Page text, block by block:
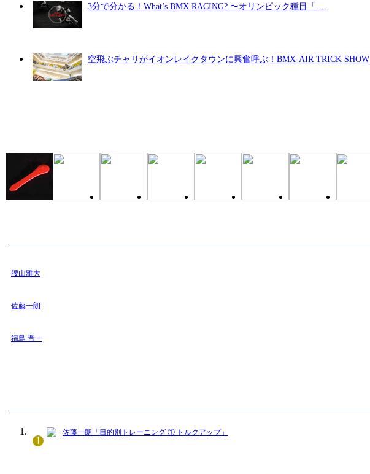
3分で分かる！What’s BMX RACING? 〜オリンピック種目「…
空飛ぶチャリがイオンレイクタウンに興奮呼ぶ！BMX-AIR TRICK SHOW
腰山雅大
佐藤一朗
福島 晋一
1
佐藤一朗「目的別トレーニング ① トルクアップ」